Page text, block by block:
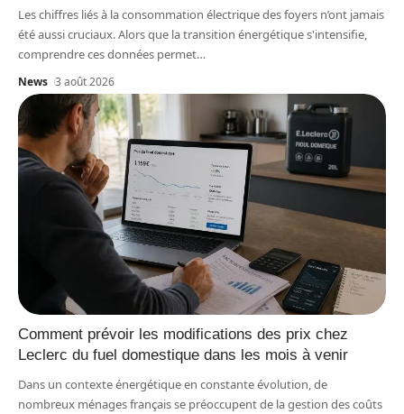
Les chiffres liés à la consommation électrique des foyers n’ont jamais
été aussi cruciaux. Alors que la transition énergétique s'intensifie,
comprendre ces données permet…
News 3 août 2026
Comment prévoir les modifications des prix chez
Leclerc du fuel domestique dans les mois à venir
Dans un contexte énergétique en constante évolution, de
nombreux ménages français se préoccupent de la gestion des coûts